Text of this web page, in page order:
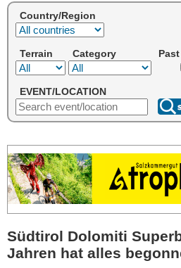
Country/Region
Terrain Category
EVENT/LOCATION
Südtirol Dolomiti
Jahren hat alles